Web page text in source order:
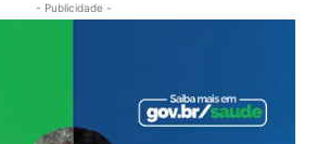
- Publicidade -